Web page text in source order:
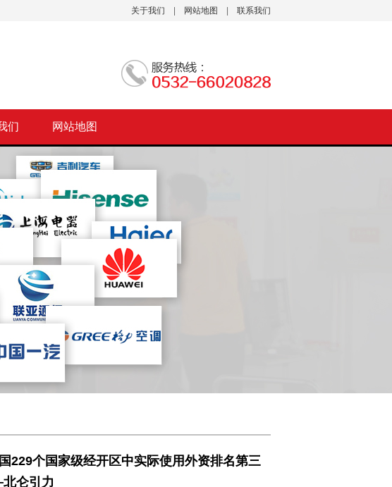
关于我们 网站地图 联系我们
们 网站地图
229个国家级经开区中实际使用外资排名第三
仑引力